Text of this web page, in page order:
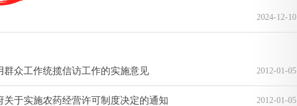
2024-12-10
众工作统揽信访工作的实施意见 2012-01-05
于实施农药经营许可制度决定的通知 2012-01-05